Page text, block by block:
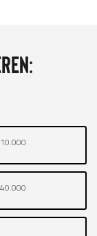
10.000
40.000